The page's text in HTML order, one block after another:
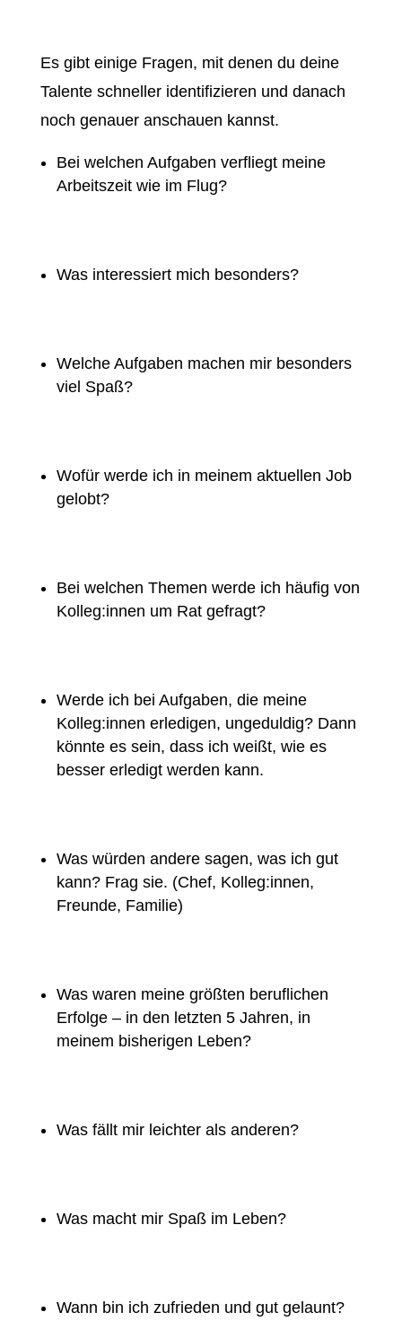
Es gibt einige Fragen, mit denen du deine
Talente schneller identifizieren und danach
noch genauer anschauen kannst.
Bei welchen Aufgaben verfliegt meine
Arbeitszeit wie im Flug?
Was interessiert mich besonders?
Welche Aufgaben machen mir besonders
viel Spaß?
Wofür werde ich in meinem aktuellen Job
gelobt?
Bei welchen Themen werde ich häufig von
Kolleg:innen um Rat gefragt?
Werde ich bei Aufgaben, die meine
Kolleg:innen erledigen, ungeduldig? Dann
könnte es sein, dass ich weißt, wie es
besser erledigt werden kann.
Was würden andere sagen, was ich gut
kann? Frag sie. (Chef, Kolleg:innen,
Freunde, Familie)
Was waren meine größten beruflichen
Erfolge – in den letzten 5 Jahren, in
meinem bisherigen Leben?
Was fällt mir leichter als anderen?
Was macht mir Spaß im Leben?
Wann bin ich zufrieden und gut gelaunt?